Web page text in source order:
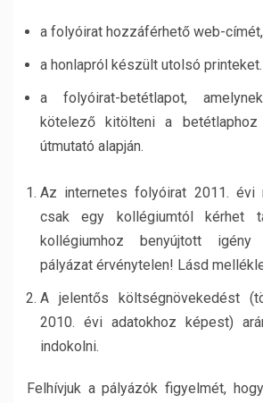
a folyóirat hozzáférhető web-címét,
a honlapról készült utolsó printeket.
a folyóirat-betétlapot,
kötelező kitölteni a
útmutató alapján.
Az internetes folyóirat 2011. évi
csak egy kollégiumtól kérhet
kollégiumhoz benyújtott
pályázat érvénytelen! Lásd
A jelentős költségnövekedést
2010. évi adatokhoz képest)
indokolni.
Felhívjuk a pályázók figyelmét,